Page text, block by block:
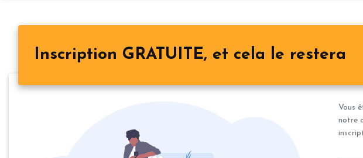
Inscription GRATUITE, et cela le restera
Vous
notre